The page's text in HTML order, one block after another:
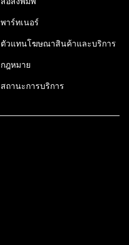
พาร์ทเนอร์
ตัวแทนโฆษณาสินค้าและบริการ
กฎหมาย
สถานะการบริการ